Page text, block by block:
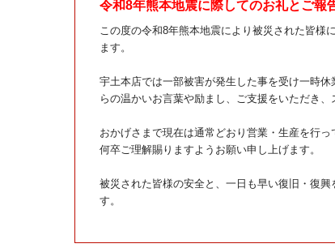
令和8年熊本地震に際してのお礼とご報
この度の令和8年熊本地震により被災された皆様
ます。
宇土本店では一部被害が発生した事を受け一時
らの温かいお言葉や励まし、ご支援をいただき、
おかげさまで現在は通常どおり営業・生産を行
何卒ご理解賜りますようお願い申し上げます。
被災された皆様の安全と、一日も早い復旧・復
す。